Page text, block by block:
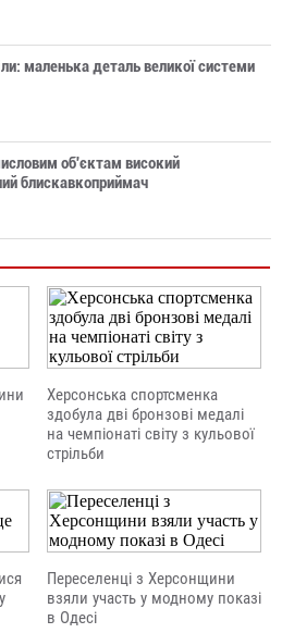
маленька деталь великої системи
об'єктам високий
блискавкоприймач
Херсонська спортсменка
здобула дві бронзові медалі
на чемпіонаті світу з кульової
стрільби
Переселенці з Херсонщини
взяли участь у модному показі
в Одесі